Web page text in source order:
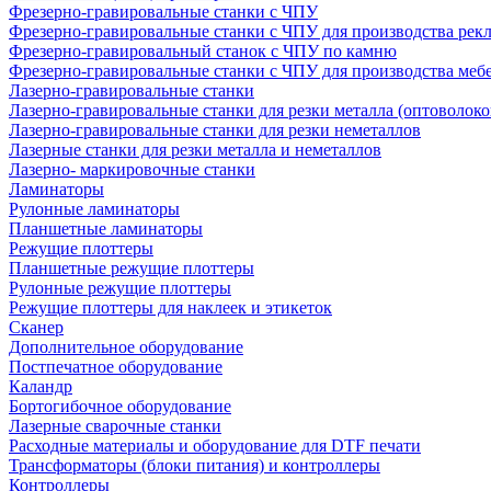
Фрезерно-гравировальные станки с ЧПУ
Фрезерно-гравировальные станки с ЧПУ для производства
Фрезерно-гравировальный станок с ЧПУ по камню
Фрезерно-гравировальные станки с ЧПУ для производства
Лазерно-гравировальные станки
Лазерно-гравировальные станки для резки металла
Лазерно-гравировальные станки для резки неметаллов
Лазерные станки для резки металла и неметаллов
Лазерно- маркировочные станки
Ламинаторы
Рулонные ламинаторы
Планшетные ламинаторы
Режущие плоттеры
Планшетные режущие плоттеры
Рулонные режущие плоттеры
Режущие плоттеры для наклеек и этикеток
Сканер
Дополнительное оборудование
Постпечатное оборудование
Каландр
Бортогибочное оборудование
Лазерные сварочные станки
Расходные материалы и оборудование для DTF печати
Трансформаторы (блоки питания) и контроллеры
Контроллеры